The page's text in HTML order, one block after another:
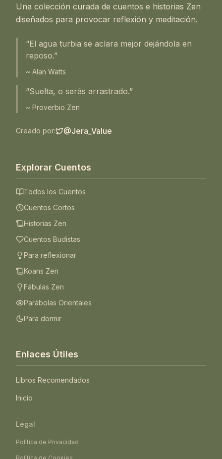
Una colección curada de cuentos e historias Zen
diseñados para provocar reflexión y meditación.
“El agua turbia se aclara mejor dejándola en
reposo.”
~ Alan Watts
“Suelta, o serás arrastrado.”
~ Proverbio Zen
Creado por: @Jera_Value
Explorar Cuentos
Todos los Cuentos
Cuentos Cortos
Historias Zen
Cuentos Budistas
Para reflexionar
Koans Zen
Fábulas Zen
Parábolas Orientales
Para dormir
Enlaces Útiles
Libros Recomendados
Inicio
Legal
Política de Privacidad